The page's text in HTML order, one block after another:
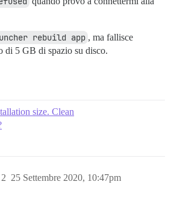
rebuild app , ma fallisce
di 5 GB di spazio su disco.
size. Clean
25 Settembre 2020, 10:47pm
2